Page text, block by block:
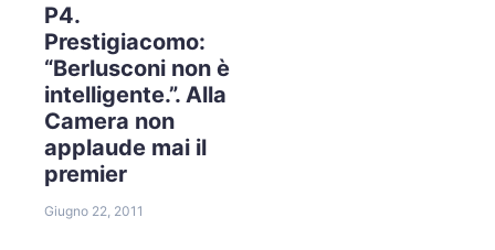
P4.
Prestigiacomo:
“Berlusconi non è
intelligente.”. Alla
Camera non
applaude mai il
premier
Giugno 22, 2011